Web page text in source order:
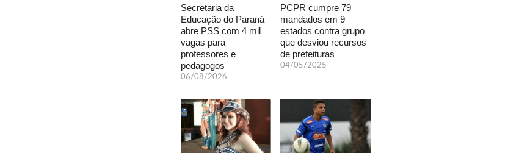
Secretaria da
Educação do Paraná
abre PSS com 4 mil
vagas para
professores e
pedagogos
06/08/2026
PCPR cumpre 79
mandados em 9
estados contra grupo
que desviou recursos
de prefeituras
04/05/2025